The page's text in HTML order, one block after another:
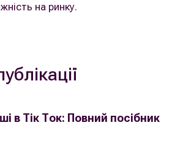
на ринку.
в Тік Ток: Повний посібник